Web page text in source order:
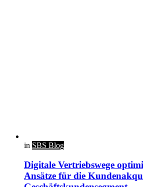
in SBS Blog
Digitale Vertriebswege
Ansätze für die